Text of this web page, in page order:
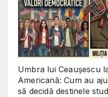
Umbra lui Ceaușescu
Americană: Cum au
să decidă destinele